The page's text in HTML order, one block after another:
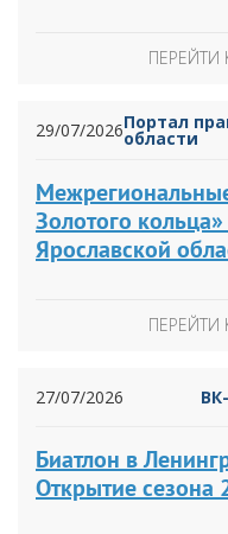
ПЕРЕЙТИ
29/07/2026Портал
области
Золотого
Ярославской
ПЕРЕЙТИ
27/07/2026
Биатлон в
Открытие сезона